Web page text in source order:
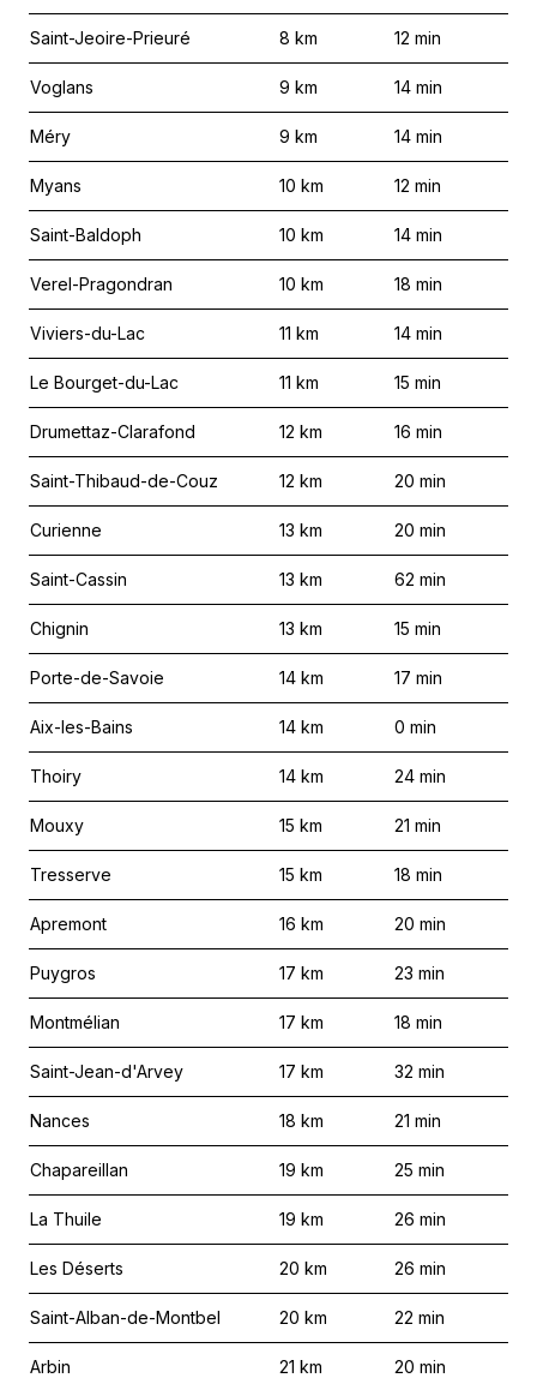
Saint-Jeoire-Prieuré 8 km 12 min
Voglans 9 km 14 min
Méry 9 km 14 min
Myans 10 km 12 min
Saint-Baldoph 10 km 14 min
Verel-Pragondran 10 km 18 min
Viviers-du-Lac 11 km 14 min
Le Bourget-du-Lac 11 km 15 min
Drumettaz-Clarafond 12 km 16 min
Saint-Thibaud-de-Couz 12 km 20 min
Curienne 13 km 20 min
Saint-Cassin 13 km 62 min
Chignin 13 km 15 min
Porte-de-Savoie 14 km 17 min
Aix-les-Bains 14 km 0 min
Thoiry 14 km 24 min
Mouxy 15 km 21 min
Tresserve 15 km 18 min
Apremont 16 km 20 min
Puygros 17 km 23 min
Montmélian 17 km 18 min
Saint-Jean-d'Arvey 17 km 32 min
Nances 18 km 21 min
Chapareillan 19 km 25 min
La Thuile 19 km 26 min
Les Déserts 20 km 26 min
Saint-Alban-de-Montbel 20 km 22 min
Arbin 21 km 20 min